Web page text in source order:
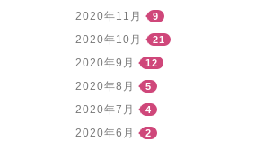
2020年11月 9
2020年10月 21
2020年9月 12
2020年8月 5
2020年7月 4
2020年6月 2